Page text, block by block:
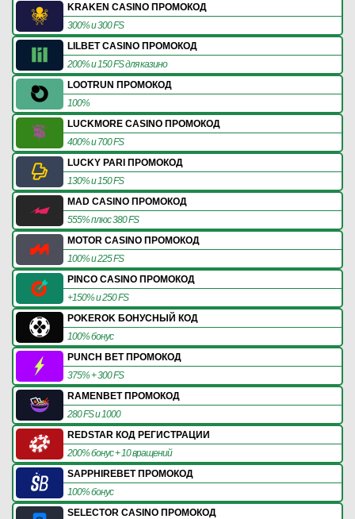
KRAKEN CASINO ПРОМОКОД
300% и 300 FS
LILBET CASINO ПРОМОКОД
200% и 150 FS для казино
LOOTRUN ПРОМОКОД
100%
LUCKMORE CASINO ПРОМОКОД
400% и 700 FS
LUCKY PARI ПРОМОКОД
130% и 150 FS
MAD CASINO ПРОМОКОД
555% плюс 380 FS
MOTOR CASINO ПРОМОКОД
100% и 225 FS
PINCO CASINO ПРОМОКОД
+150% и 250 FS
POKEROK БОНУСНЫЙ КОД
100% бонус
PUNCH BET ПРОМОКОД
375% + 300 FS
RAMENBET ПРОМОКОД
280 FS и 1000
REDSTAR КОД РЕГИСТРАЦИИ
200% бонус + 10 вращений
SAPPHIREBET ПРОМОКОД
100% бонус
SELECTOR CASINO ПРОМОКОД